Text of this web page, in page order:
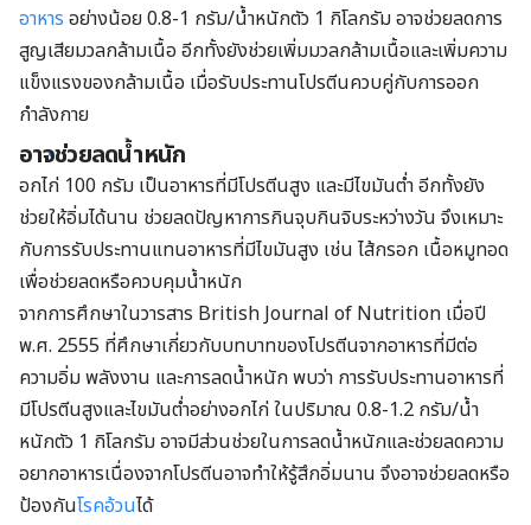
อาหาร อย่างน้อย 0.8-1 กรัม/น้ำหนักตัว 1 กิโลกรัม อาจช่วยลดการ
สูญเสียมวลกล้ามเนื้อ อีกทั้งยังช่วยเพิ่มมวลกล้ามเนื้อและเพิ่มความ
แข็งแรงของกล้ามเนื้อ เมื่อรับประทานโปรตีนควบคู่กับการออก
กำลังกาย
อาจช่วยลดน้ำหนัก
อกไก่ 100 กรัม เป็นอาหารที่มีโปรตีนสูง และมีไขมันต่ำ อีกทั้งยัง
ช่วยให้อิ่มได้นาน ช่วยลดปัญหาการกินจุบกินจิบระหว่างวัน จึงเหมาะ
กับการรับประทานแทนอาหารที่มีไขมันสูง เช่น ไส้กรอก เนื้อหมูทอด
เพื่อช่วยลดหรือควบคุมน้ำหนัก
จากการศึกษาในวารสาร British Journal of Nutrition เมื่อปี
พ.ศ. 2555 ที่ศึกษาเกี่ยวกับบทบาทของโปรตีนจากอาหารที่มีต่อ
ความอิ่ม พลังงาน และการลดน้ำหนัก พบว่า การรับประทานอาหารที่
มีโปรตีนสูงและไขมันต่ำอย่างอกไก่ ในปริมาณ 0.8-1.2 กรัม/น้ำ
หนักตัว 1 กิโลกรัม อาจมีส่วนช่วยในการลดน้ำหนักและช่วยลดความ
อยากอาหารเนื่องจากโปรตีนอาจทำให้รู้สึกอิ่มนาน จึงอาจช่วยลดหรือ
ป้องกันโรคอ้วนได้